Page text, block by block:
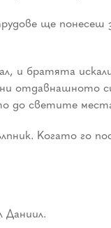
ще
и братята
отдавнашното
до светите
Когато го
Даниил.